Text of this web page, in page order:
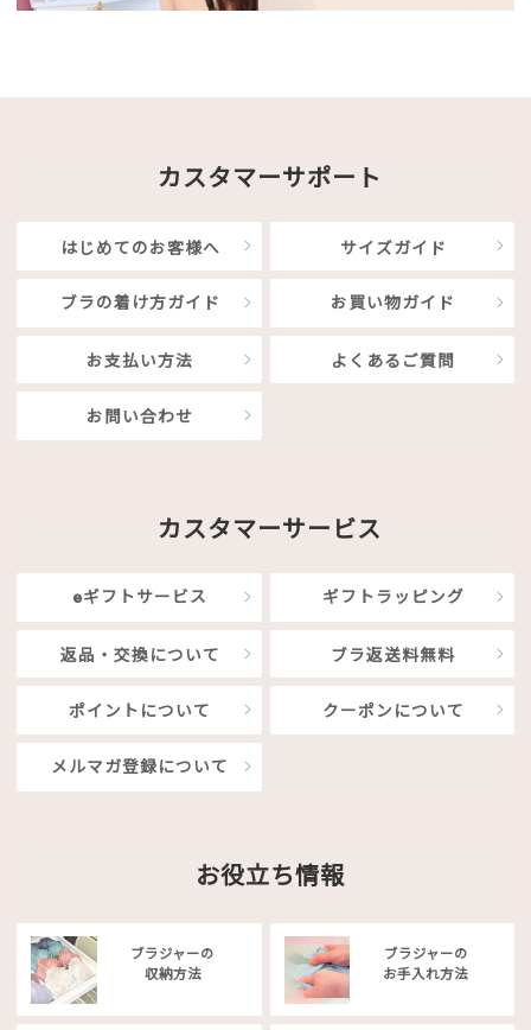
カスタマーサポート
はじめてのお客様へ サイズガイド
ブラの着け方ガイド お買い物ガイド
お支払い方法 よくあるご質問
お問い合わせ
カスタマーサービス
eギフトサービス ギフトラッピング
返品・交換について ブラ返送料無料
ポイントについて クーポンについて
メルマガ登録について
お役立ち情報
ブラジャーの
収納方法
ブラジャーの
お手入れ方法